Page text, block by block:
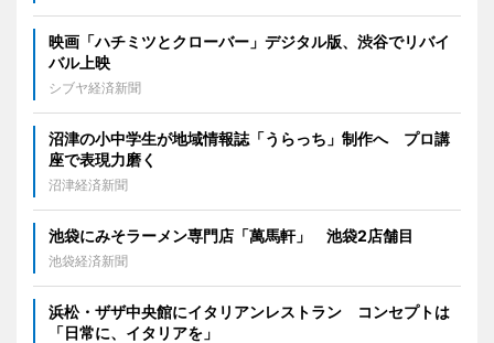
映画「ハチミツとクローバー」デジタル版、渋谷でリバイ
バル上映
シブヤ経済新聞
沼津の小中学生が地域情報誌「うらっち」制作へ プロ講
座で表現力磨く
沼津経済新聞
池袋にみそラーメン専門店「萬馬軒」 池袋2店舗目
池袋経済新聞
浜松・ザザ中央館にイタリアンレストラン コンセプトは
「日常に、イタリアを」